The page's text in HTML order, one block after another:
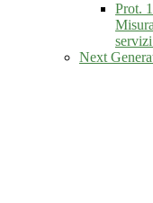
Prot.
Next